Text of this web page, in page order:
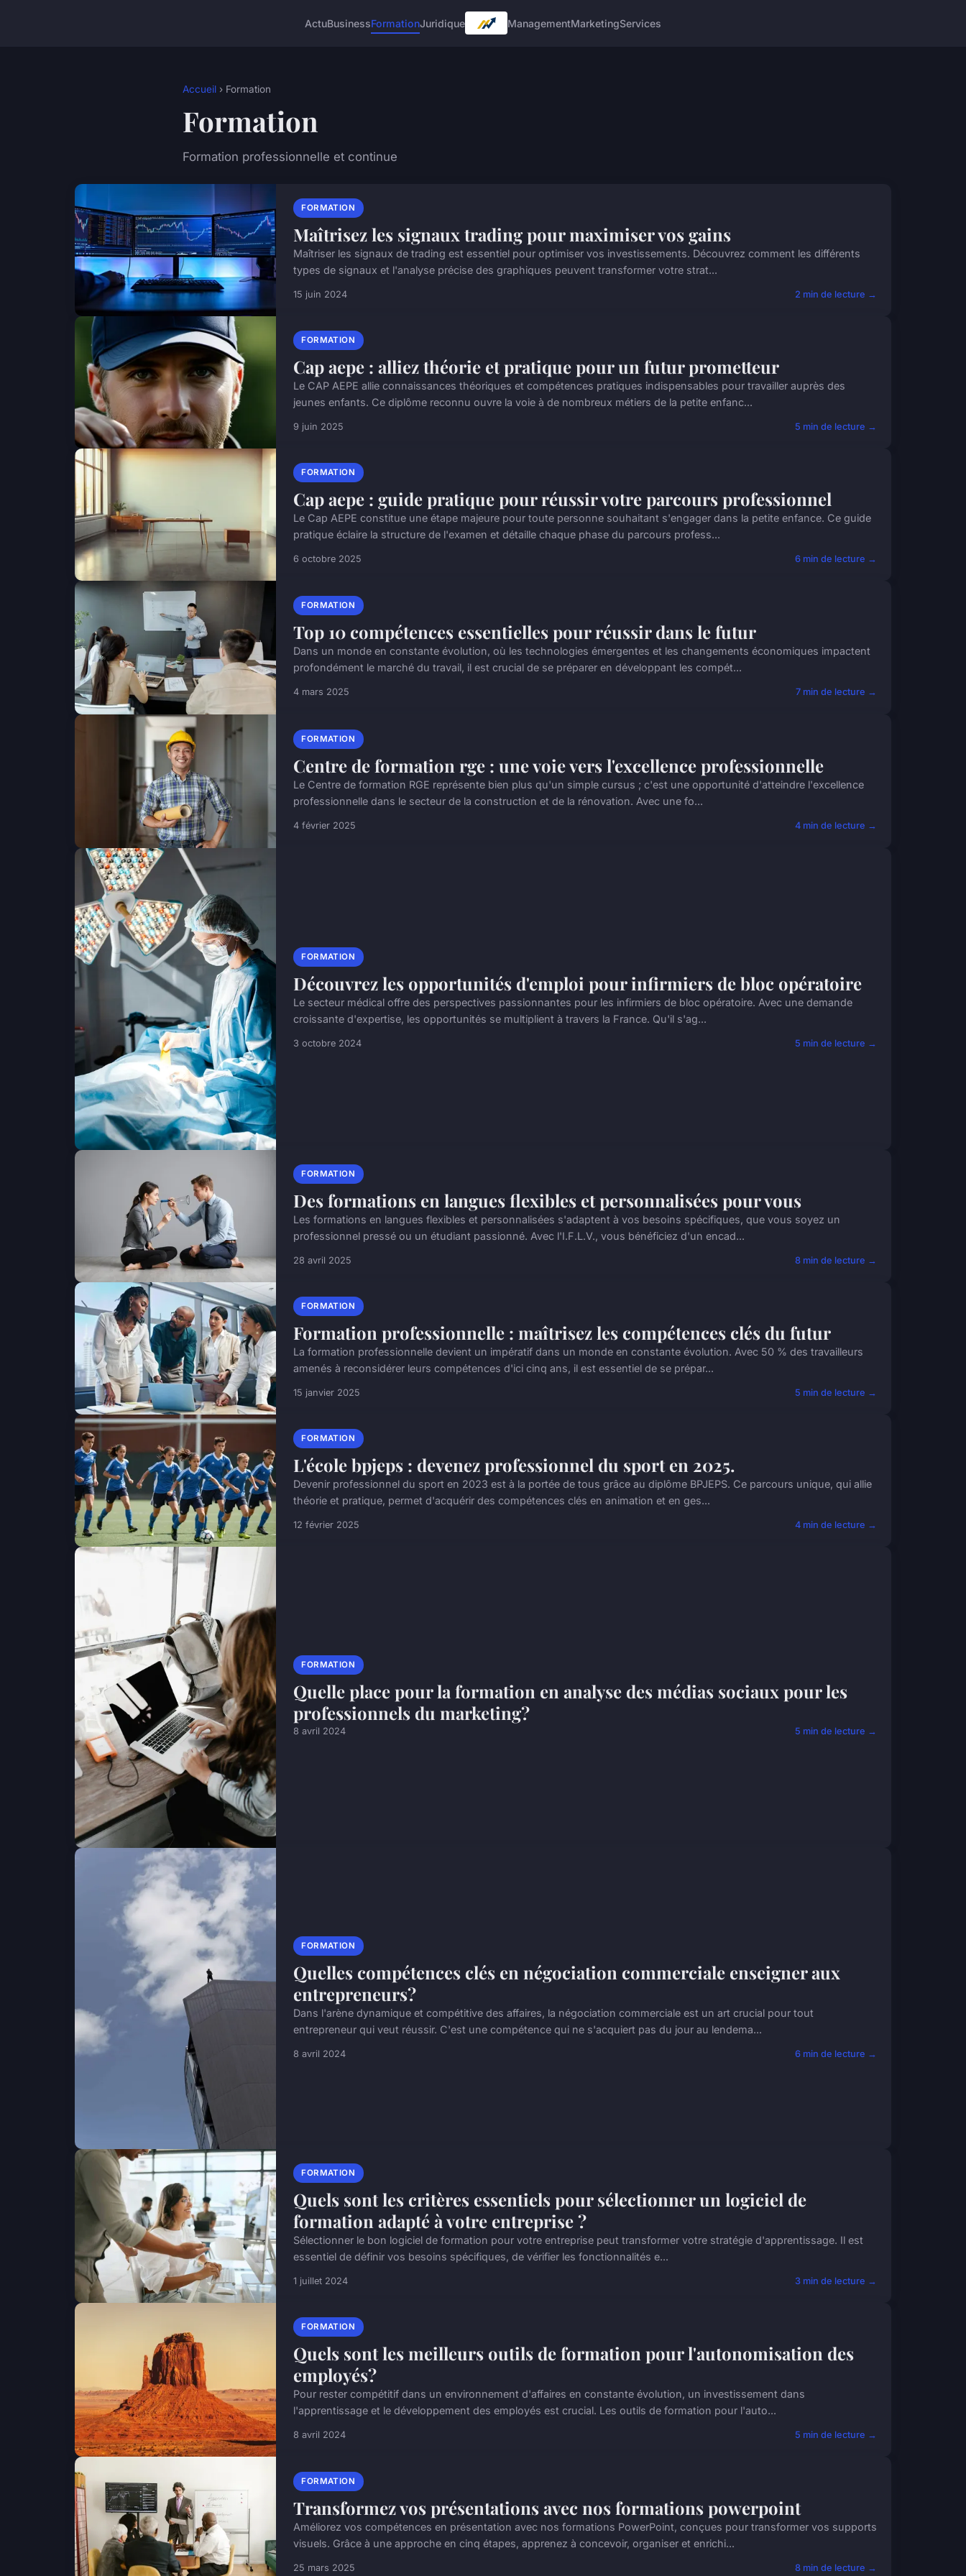
ActuBusinessFormationJuridique ManagementMarketingServices
Accueil › Formation
Formation
Formation professionnelle et continue
FORMATION
Maîtrisez les signaux trading pour maximiser vos gains
Maîtriser les signaux de trading est essentiel pour optimiser vos investissements. Découvrez comment les différents
types de signaux et l'analyse précise des graphiques peuvent transformer votre strat...
15 juin 2024 2 min de lecture →
FORMATION
Cap aepe : alliez théorie et pratique pour un futur prometteur
Le CAP AEPE allie connaissances théoriques et compétences pratiques indispensables pour travailler auprès des
jeunes enfants. Ce diplôme reconnu ouvre la voie à de nombreux métiers de la petite enfanc...
9 juin 2025 5 min de lecture →
FORMATION
Cap aepe : guide pratique pour réussir votre parcours professionnel
Le Cap AEPE constitue une étape majeure pour toute personne souhaitant s'engager dans la petite enfance. Ce guide
pratique éclaire la structure de l'examen et détaille chaque phase du parcours profess...
6 octobre 2025 6 min de lecture →
FORMATION
Top 10 compétences essentielles pour réussir dans le futur
Dans un monde en constante évolution, où les technologies émergentes et les changements économiques impactent
profondément le marché du travail, il est crucial de se préparer en développant les compét...
4 mars 2025 7 min de lecture →
FORMATION
Centre de formation rge : une voie vers l'excellence professionnelle
Le Centre de formation RGE représente bien plus qu'un simple cursus ; c'est une opportunité d'atteindre l'excellence
professionnelle dans le secteur de la construction et de la rénovation. Avec une fo...
4 février 2025 4 min de lecture →
FORMATION
Découvrez les opportunités d'emploi pour infirmiers de bloc opératoire
Le secteur médical offre des perspectives passionnantes pour les infirmiers de bloc opératoire. Avec une demande
croissante d'expertise, les opportunités se multiplient à travers la France. Qu'il s'ag...
3 octobre 2024 5 min de lecture →
FORMATION
Des formations en langues flexibles et personnalisées pour vous
Les formations en langues flexibles et personnalisées s'adaptent à vos besoins spécifiques, que vous soyez un
professionnel pressé ou un étudiant passionné. Avec l'I.F.L.V., vous bénéficiez d'un encad...
28 avril 2025 8 min de lecture →
FORMATION
Formation professionnelle : maîtrisez les compétences clés du futur
La formation professionnelle devient un impératif dans un monde en constante évolution. Avec 50 % des travailleurs
amenés à reconsidérer leurs compétences d'ici cinq ans, il est essentiel de se prépar...
15 janvier 2025 5 min de lecture →
FORMATION
L'école bpjeps : devenez professionnel du sport en 2025.
Devenir professionnel du sport en 2023 est à la portée de tous grâce au diplôme BPJEPS. Ce parcours unique, qui allie
théorie et pratique, permet d'acquérir des compétences clés en animation et en ges...
12 février 2025 4 min de lecture →
FORMATION
Quelle place pour la formation en analyse des médias sociaux pour les
professionnels du marketing?
8 avril 2024 5 min de lecture →
FORMATION
Quelles compétences clés en négociation commerciale enseigner aux
entrepreneurs?
Dans l'arène dynamique et compétitive des affaires, la négociation commerciale est un art crucial pour tout
entrepreneur qui veut réussir. C'est une compétence qui ne s'acquiert pas du jour au lendema...
8 avril 2024 6 min de lecture →
FORMATION
Quels sont les critères essentiels pour sélectionner un logiciel de
formation adapté à votre entreprise ?
Sélectionner le bon logiciel de formation pour votre entreprise peut transformer votre stratégie d'apprentissage. Il est
essentiel de définir vos besoins spécifiques, de vérifier les fonctionnalités e...
1 juillet 2024 3 min de lecture →
FORMATION
Quels sont les meilleurs outils de formation pour l'autonomisation des
employés?
Pour rester compétitif dans un environnement d'affaires en constante évolution, un investissement dans
l'apprentissage et le développement des employés est crucial. Les outils de formation pour l'auto...
8 avril 2024 5 min de lecture →
FORMATION
Transformez vos présentations avec nos formations powerpoint
Améliorez vos compétences en présentation avec nos formations PowerPoint, conçues pour transformer vos supports
visuels. Grâce à une approche en cinq étapes, apprenez à concevoir, organiser et enrichi...
25 mars 2025 8 min de lecture →